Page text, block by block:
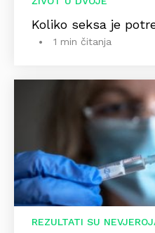
Koliko seksa je
1 min čitanja
REZULTATI SU